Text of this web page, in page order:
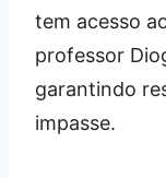
tem acesso
professor
garantindo
impasse.